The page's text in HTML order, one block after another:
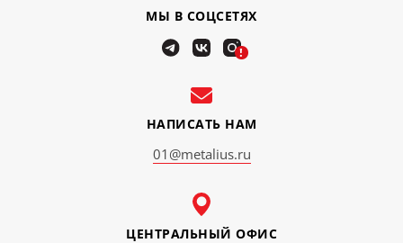
ЦЕНТРАЛЬНЫЙ ОФИС
НАПИСАТЬ НАМ
01@metalius.ru
МЫ В СОЦСЕТЯХ
!